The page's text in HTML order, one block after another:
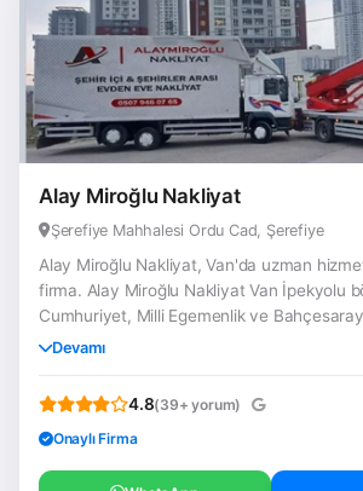
Alay Miroğlu Nakliyat
Şerefiye Mahhalesi Ordu Cad, Şerefiye
Alay Miroğlu Nakliyat, Van'da uzman
firma. Alay Miroğlu Nakliyat Van İpekyolu
Cumhuriyet, Milli Egemenlik ve
Devamı
4.8(39+ yorum)
Onaylı Firma